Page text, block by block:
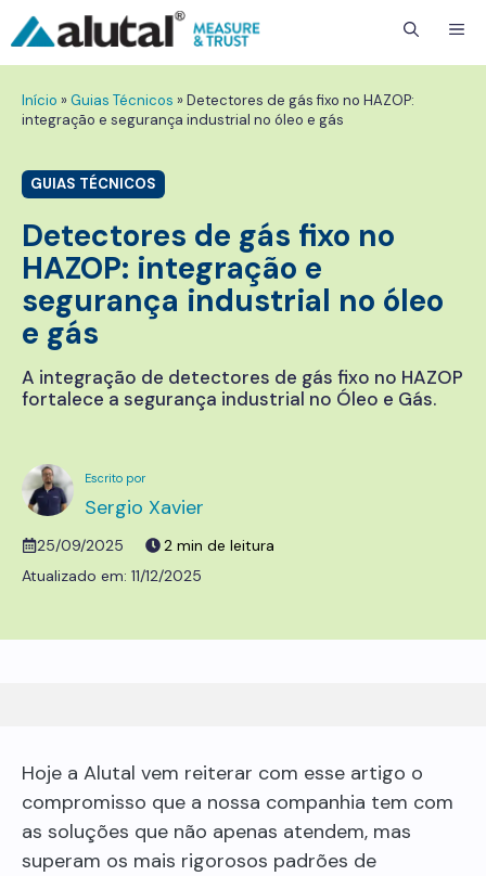
Início »Guias Técnicos »Detectores de gás fixo no HAZOP:
integração e segurança industrial no óleo e gás
GUIAS TÉCNICOS
Detectores de gás fixo no
HAZOP: integração e
segurança industrial no óleo
e gás
A integração de detectores de gás fixo no HAZOP
fortalece a segurança industrial no Óleo e Gás.
Sergio Xavier
25/09/2025
11/12/2025
Hoje a Alutal vem reiterar com esse artigo o
compromisso que a nossa companhia tem com
as soluções que não apenas atendem, mas
superam os mais rigorosos padrões de